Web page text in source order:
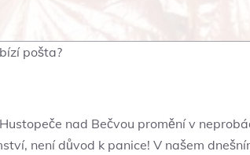
pošta?
nad ⁢Bečvou promění v
není důvod k panice! V našem